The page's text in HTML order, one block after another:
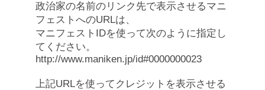
政治家の名前のリンク先で表示させるマニ
フェストへのURLは、
マニフェストIDを使って次のように指定し
てください。
http://www.maniken.jp/id#0000000023
上記URLを使ってクレジットを表示させる